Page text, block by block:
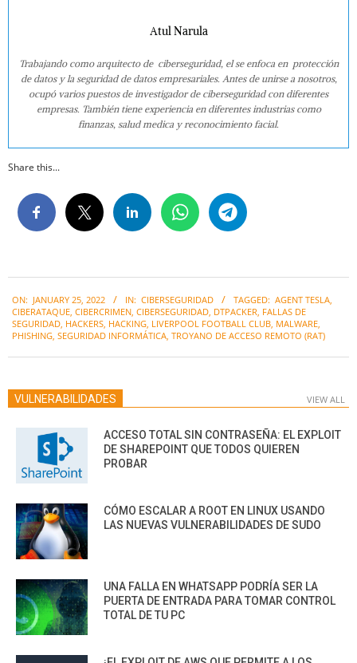
Atul Narula
Trabajando como arquitecto de ciberseguridad, el se enfoca en protección
de datos y la seguridad de datos empresariales. Antes de unirse a nosotros,
ocupó varios puestos de investigador de ciberseguridad con diferentes
empresas. También tiene experiencia en diferentes industrias como
finanzas, salud medica y reconocimiento facial.
Share this...
01-
25
ON: JANUARY 25, 2022 IN: CIBERSEGURIDAD TAGGED: AGENT TESLA
CIBERATAQUE CIBERCRIMEN CIBERSEGURIDAD DTPACKER FALLAS DE
SEGURIDAD HACKERS HACKING LIVERPOOL FOOTBALL CLUB MALWARE
PHISHING SEGURIDAD INFORMÁTICA TROYANO DE ACCESO REMOTO (RAT)
VULNERABILIDADES VIEW ALL
ACCESO TOTAL SIN CONTRASEÑA: EL EXPLOIT
DE SHAREPOINT QUE TODOS QUIEREN
PROBAR
CÓMO ESCALAR A ROOT EN LINUX USANDO
LAS NUEVAS VULNERABILIDADES DE SUDO
UNA FALLA EN WHATSAPP PODRÍA SER LA
PUERTA DE ENTRADA PARA TOMAR CONTROL
TOTAL DE TU PC